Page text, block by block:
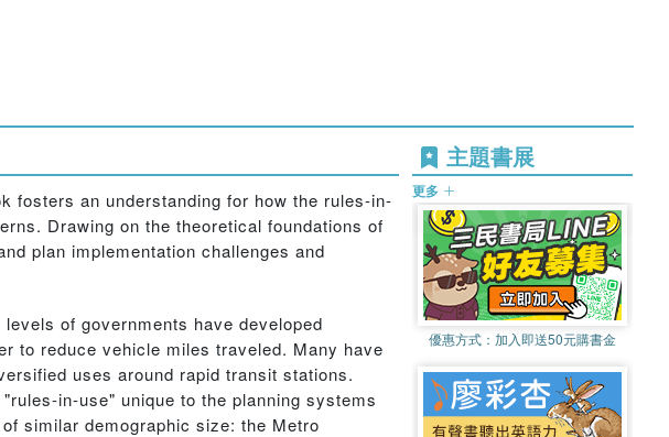
fosters an understanding for how the rules-in-
Drawing on the theoretical foundations of
plan implementation challenges and
of governments have developed
to reduce vehicle miles traveled. Many have
uses around rapid transit stations.
in-use" unique to the planning systems
similar demographic size: the Metro
主題書展
更多
優惠方式： 加入即送50元購書金